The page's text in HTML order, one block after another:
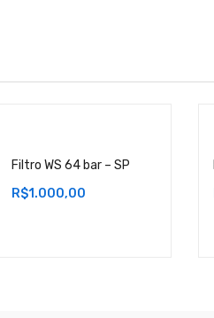
Filtro WS 64 bar – SP
R$1.000,00